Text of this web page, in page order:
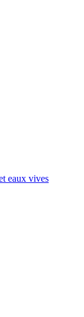
eaux vives